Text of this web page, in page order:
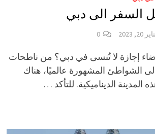
السفر الى دبي
20, 2023
0
إجازة لا تُنسى في دبي؟ من ناطحات
الشواطئ المشهورة عالميًا، هناك
الديناميكية. للتأكد …